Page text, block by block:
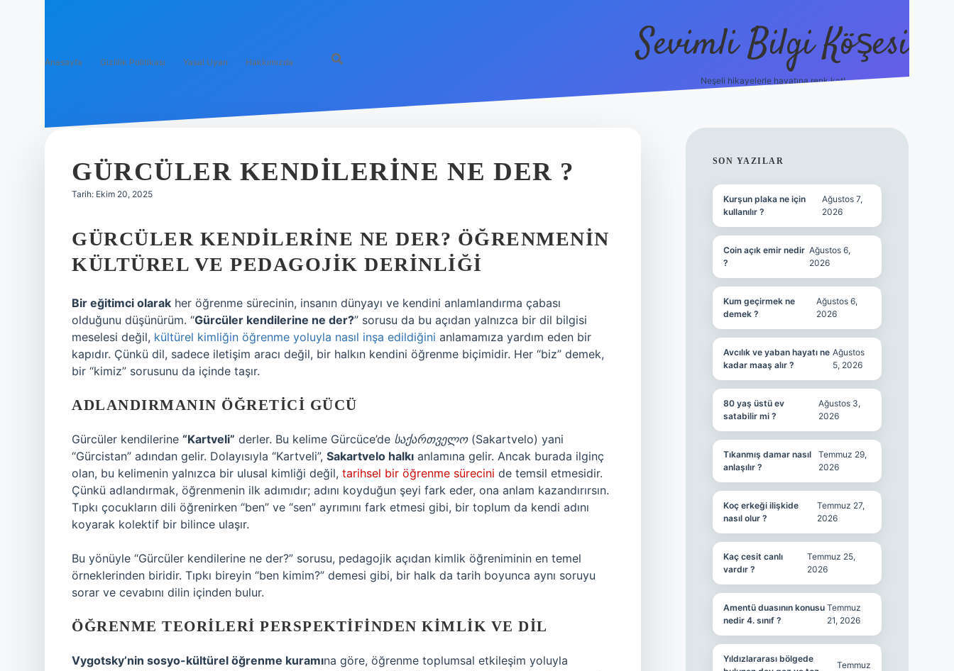
Anasayfa Gizlilik Politikası Yasal Uyarı Hakkımızda Sevimli Bilgi Köşesi
Neşeli hikayelerle hayatına renk kat!
GÜRCÜLER KENDILERINE NE DER ?
Tarih: Ekim 20, 2025
GÜRCÜLER KENDILERINE NE DER? ÖĞRENMENIN
KÜLTÜREL VE PEDAGOJIK DERINLIĞI
Bir eğitimci olarak her öğrenme sürecinin, insanın dünyayı ve kendini anlamlandırma çabası
olduğunu düşünürüm. “Gürcüler kendilerine ne der?” sorusu da bu açıdan yalnızca bir dil bilgisi
meselesi değil, kültürel kimliğin öğrenme yoluyla nasıl inşa edildiğini anlamamıza yardım eden bir
kapıdır. Çünkü dil, sadece iletişim aracı değil, bir halkın kendini öğrenme biçimidir. Her “biz” demek,
bir “kimiz” sorusunu da içinde taşır.
ADLANDIRMANIN ÖĞRETICI GÜCÜ
Gürcüler kendilerine “Kartveli” derler. Bu kelime Gürcüce’de საქართველო(Sakartvelo) yani
“Gürcistan” adından gelir. Dolayısıyla “Kartveli”, Sakartvelo halkı anlamına gelir. Ancak burada ilginç
olan, bu kelimenin yalnızca bir ulusal kimliği değil, tarihsel bir öğrenme sürecini de temsil etmesidir.
Çünkü adlandırmak, öğrenmenin ilk adımıdır; adını koyduğun şeyi fark eder, ona anlam kazandırırsın.
Tıpkı çocukların dili öğrenirken “ben” ve “sen” ayrımını fark etmesi gibi, bir toplum da kendi adını
koyarak kolektif bir bilince ulaşır.
Bu yönüyle “Gürcüler kendilerine ne der?” sorusu, pedagojik açıdan kimlik öğreniminin en temel
örneklerinden biridir. Tıpkı bireyin “ben kimim?” demesi gibi, bir halk da tarih boyunca aynı soruyu
sorar ve cevabını dilin içinden bulur.
ÖĞRENME TEORILERI PERSPEKTIFINDEN KIMLIK VE DIL
Vygotsky’nin sosyo-kültürel öğrenme kuramına göre, öğrenme toplumsal etkileşim yoluyla
SIDEBAR
SON YAZILAR
Kurşun plaka ne için
kullanılır ?
Ağustos 7,
2026
Coin açık emir nedir
?
Ağustos 6,
2026
Kum geçirmek ne
demek ?
Ağustos 6,
2026
Avcılık ve yaban hayatı ne
kadar maaş alır ?
Ağustos
5, 2026
80 yaş üstü ev
satabilir mi ?
Ağustos 3,
2026
Tıkanmış damar nasıl
anlaşılır ?
Temmuz 29,
2026
Koç erkeği ilişkide
nasıl olur ?
Temmuz 27,
2026
Kaç cesit canlı
vardır ?
Temmuz 25,
2026
Amentü duasının konusu
nedir 4. sınıf ?
Temmuz
21, 2026
Yıldızlararası bölgede
Temmuz
hiltonbet güncel giriş